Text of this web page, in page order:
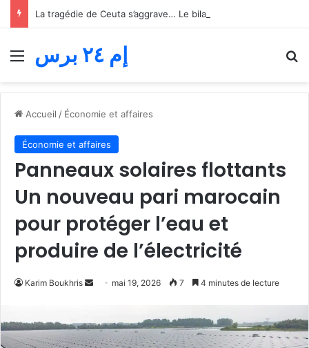
Menu إم ٢٤ برس
Accueil / Économie et affaires
Économie et affaires
Panneaux solaires flottants
Un nouveau pari marocain
pour protéger l’eau et
produire de l’électricité
Karim Boukhris
Envoyermai 19, 2026 7 4 minutes de lecture